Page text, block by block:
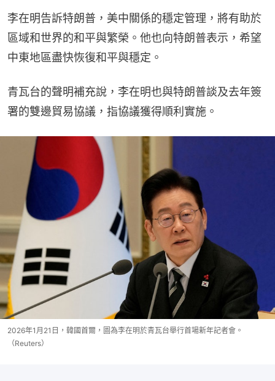
李在明告訴特朗普，美中關係的穩定管理，將有助於
區域和世界的和平與繁榮。他也向特朗普表示，希望
中東地區盡快恢復和平與穩定。
青瓦台的聲明補充說，李在明也與特朗普談及去年簽
署的雙邊貿易協議，指協議獲得順利實施。
2026年1月21日，韓國首爾，圖為李在明於青瓦台舉行首場新年記者會。
（Reuters）